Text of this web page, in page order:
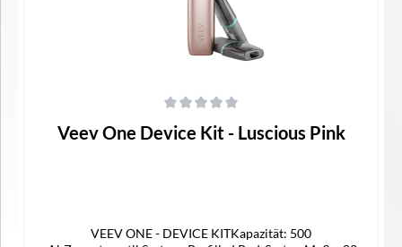
Veev One Device Kit - Luscious Pink
VEEV ONE - DEVICE KITKapazität: 500